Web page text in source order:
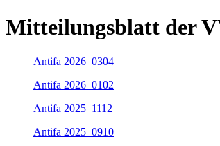
Mitteilungsblatt der
Antifa 2026_0304
Antifa 2026_0102
Antifa 2025_1112
Antifa 2025_0910